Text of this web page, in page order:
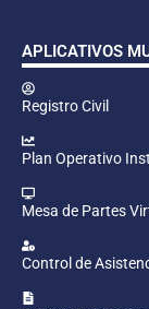
APLICATIVOS
Registro Civil
Plan Operativo
Mesa de Partes
Control de